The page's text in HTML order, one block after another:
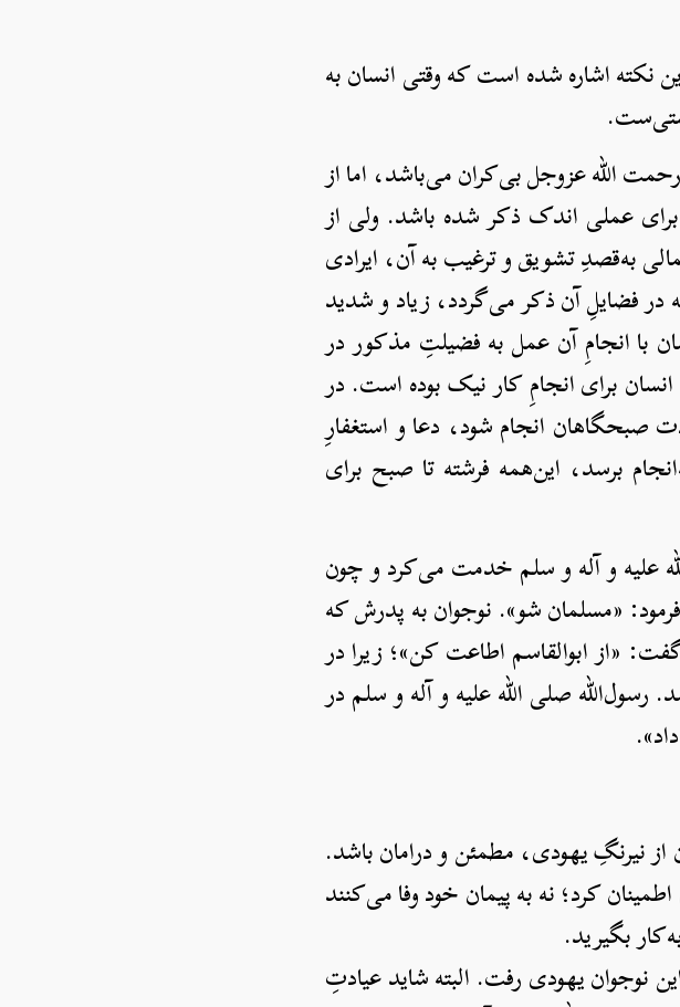
اشاره شده است که وقتی انسان به
الله عزوجل بی‌کران می‌باشد، اما از
عملی اندک ذکر شده باشد. ولی از
به‌قصدِ تشویق و ترغیب به آن، ایرادی
فضایلِ آن ذکر می‌گردد، زیاد و شدید
با انجامِ آن عمل به فضیلتِ مذکور در
برای انجامِ کار نیک بوده است. در
انجام شود، دعا و استغفارِ
برسد، این‌همه فرشته تا صبح برای
علیه و آله و سلم خدمت می‌کرد و چون
«مسلمان شو». نوجوان به پدرش که
«از ابوالقاسم اطاعت کن»؛ زیرا در
صلی الله علیه و آله و سلم در
نیرنگِ یهودی، مطمئن و درامان باشد.
کرد؛ نه به پیمان خود وفا می‌کنند
بگیرید.
نوجوان یهودی رفت. البته شاید عیادتِ